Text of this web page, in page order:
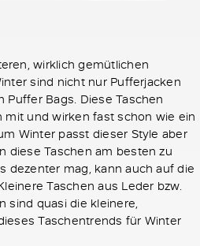
wirklich gemütlichen
sind nicht nur Pufferjacken
Bags. Diese Taschen
mit und wirken fast schon wie ein
Winter passt dieser Style aber
diese Taschen am besten zu
dezenter mag, kann auch auf die
Taschen aus Leder bzw.
sind quasi die kleinere,
Taschentrends für Winter